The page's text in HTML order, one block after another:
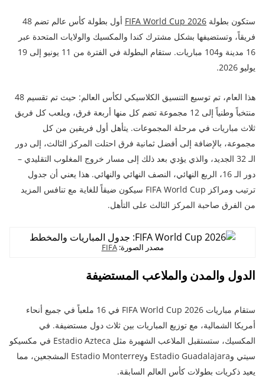
ستكون بطولة FIFA World Cup 2026
أول بطولة كأس عالم تضم 48
فريقاً، وتستضيفها بشكل مشترك كندا والمكسيك والولايات المتحدة عبر
16 مدينة و104 مباريات. ستقام البطولة في الفترة من 11 يونيو إلى 19
يوليو 2026.
هذا العام، تم توسيع التنسيق الكلاسيكي لكأس العالم: حيث تم تقسيم 48
منتخباً وطنياً إلى 12 مجموعة تضم كل منها أربعة فرق، ويلعب كل فريق
ثلاث مباريات في مرحلة المجموعات. يتأهل أول فريقين من كل
مجموعة، بالإضافة إلى أفضل ثمانية فرق احتلت المركز الثالث، إلى دور
الـ 32 الجديد، والذي يؤدي بعد ذلك إلى مسار خروج المغلوب التقليدي –
دور الـ 16، الربع النهائي، النصف النهائي والنهائي. هذا يعني أن جدول
ترتيب ومراكز FIFA World Cup سيكون ضيقاً للغاية مع تنافس المزيد
من الفرق صاحبة المركز الثالث على التأهل.
مصدر الصورة:FIFA
الدول والمدن والملاعب المستضيفة
ستقام مباريات FIFA World Cup 2026 في 16 ملعباً في جميع أنحاء
أمريكا الشمالية، مع توزيع المباريات بين ثلاث دول مستضيفة. في
المكسيك، ستستقبل الملاعب الشهيرة مثل Estadio Azteca في مكسيكو
سيتي وEstadio Guadalajara وEstadio Monterrey المشجعين، مما
يعيد ذكريات بطولات كأس العالم السابقة.